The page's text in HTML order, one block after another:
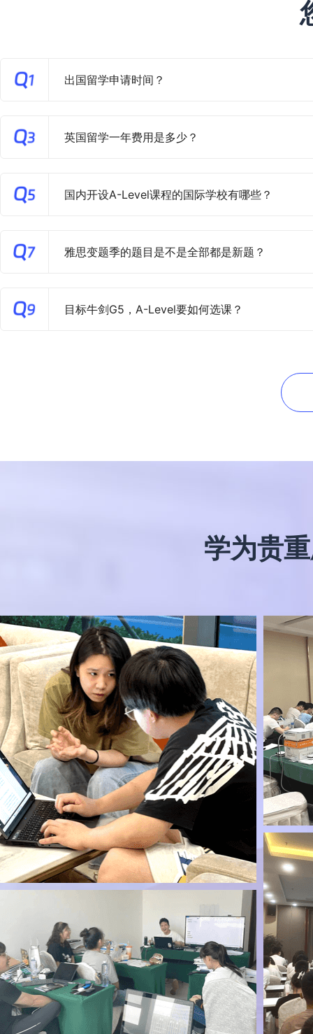
出国留学申请时间？
英国留学一年费用是多少？
国内开设A-Level课程的国际学校有哪些？
雅思变题季的题目是不是全部都是新题？
目标牛剑G5，A-Level要如何选课？
学为贵